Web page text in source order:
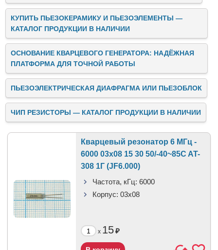
КУПИТЬ ПЬЕЗОКЕРАМИКУ И ПЬЕЗОЭЛЕМЕНТЫ —
КАТАЛОГ ПРОДУКЦИИ В НАЛИЧИИ
ОСНОВАНИЕ КВАРЦЕВОГО ГЕНЕРАТОРА: НАДЁЖНАЯ
ПЛАТФОРМА ДЛЯ ТОЧНОЙ РАБОТЫ
ПЬЕЗОЭЛЕКТРИЧЕСКАЯ ДИАФРАГМА ИЛИ ПЬЕЗОБЛОК
ЧИП РЕЗИСТОРЫ — КАТАЛОГ ПРОДУКЦИИ В НАЛИЧИИ
Кварцевый резонатор 6 МГц -
6000 03x08 15 30 50/-40~85C AT-
308 1Г (JF6.000)
Частота, кГц: 6000
Корпус: 03x08
x 15₽